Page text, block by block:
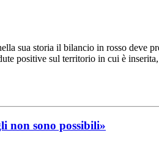
sua storia il bilancio in rosso deve
positive sul territorio in cui è
non sono possibili»